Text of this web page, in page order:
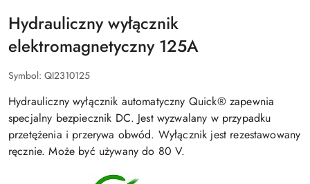
Hydrauliczny wyłącznik
elektromagnetyczny 125A
Symbol: QI2310125
Hydrauliczny wyłącznik automatyczny Quick® zapewnia
specjalny bezpiecznik DC. Jest wyzwalany w przypadku
przetężenia i przerywa obwód. Wyłącznik jest rezestawowany
ręcznie. Może być używany do 80 V.